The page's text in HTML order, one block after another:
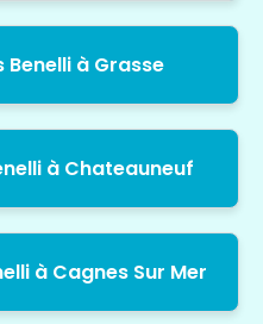
à Grasse
à Chateauneuf
à Cagnes Sur Mer